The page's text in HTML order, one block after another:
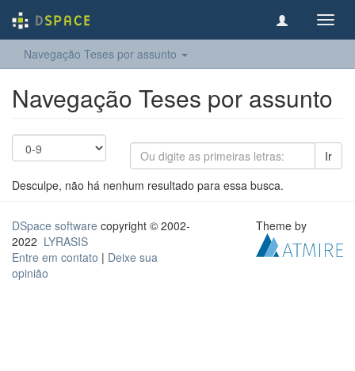
Navegação Teses por assunto
Navegação Teses por assunto
Ir
Desculpe, não há nenhum resultado para essa busca.
DSpace software copyright © 2002-
2022 LYRASIS
Entre em contato | Deixe sua
opinião
Theme by